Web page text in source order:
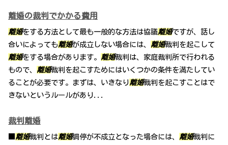
離婚の裁判でかかる費用
離婚をする方法として最も一般的な方法は協議離婚ですが、話し
合いによっても離婚が成立しない場合には、 離婚裁判を起こして
離婚をする場合があります。 離婚裁判は、家庭裁判所で行われる
もので、 離婚裁判を起こすためにはいくつかの条件を満たしてい
ることが必要です。まずは、いきなり 離婚裁判を起こすことはで
きないというルールがあり...
裁判離婚
離婚裁判とは離婚調停が不成立となった場合には、 離婚裁判に